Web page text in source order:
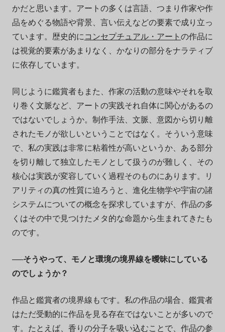
かだと思います。アートの多くは言語、つまり作家や作
品をめぐる物語や背景、言い伝えなどの要素で成り立っ
ています。歴史的にコンセプチュアル・アートの作品に
は視覚的要素があまりなく、かなりの部分をナラティブ
に依存しています。
同じように鑑賞者もまた、作家の活動の意味やそれを取
り巻く文脈など、アートの実践それ自体に関心があるの
ではないでしょうか。制作手法、文脈、意図から切り離
されたモノが欲しいということではなく。そういう意味
で、私の実践は非常に粘着性が高いというか、ある部分
を切り離して独立したモノとして扱うのが難しく、その
核心は実践が変容していく過程そのものにあります。リ
アリティの真の性質に迫ろうと、進化生物学や宇宙の諸
システムについての概念を探求していますが、作品の多
くはその中で見つけたメタ的な命題から生まれてきたも
のです。
──そうやって、モノと環境の境界線を曖昧にしている
のでしょうか？
作品と鑑賞者の境界線もです。私の作品の場合、鑑賞者
はただ受動的に作品を見る存在ではないことが多いので
す。たとえば、香りの分子を吸い込むことで、作品の参